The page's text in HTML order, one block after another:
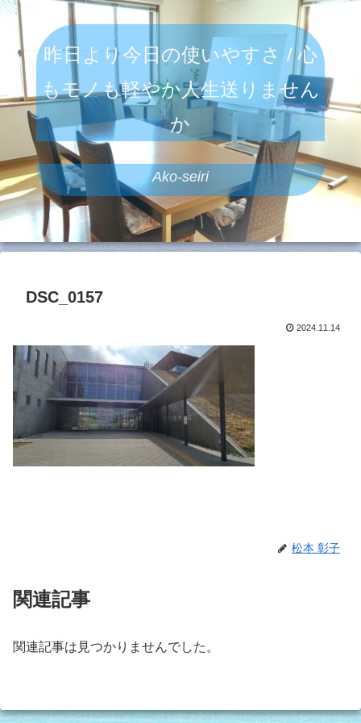
昨日より今日の使いやすさ / 心
もモノも軽やか人生送りません
か
Ako-seiri
DSC_0157
2024.11.14
松本 彰子
関連記事
関連記事は見つかりませんでした。